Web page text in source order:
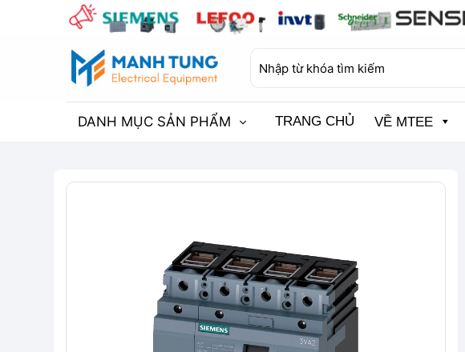
kiếm:
DANH MỤC SẢN PHẨM TRANG CHỦ VỀ MTEE